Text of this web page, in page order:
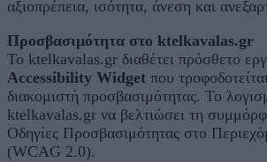
αξιοπρέπεια, ισότητα, άνεση και
Προσβασιμότητα στο ktelkavalas.gr
Το ktelkavalas.gr διαθέτει πρόσθετο
Accessibility Widget που
διακομιστή προσβασιμότητας. Το
ktelkavalas.gr να βελτιώσει τη
Οδηγίες Προσβασιμότητας στο
(WCAG 2.0).